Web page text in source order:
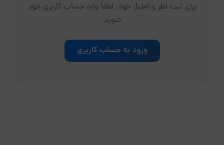
برای ثبت نظر و امتیاز خود، لطفاً وارد حساب کاربری خود
شوید
ورود به حساب کاربری